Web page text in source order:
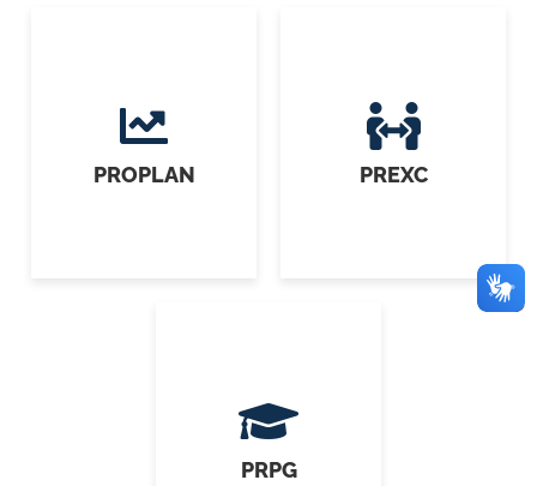
PROPLAN PREXC
PRPG